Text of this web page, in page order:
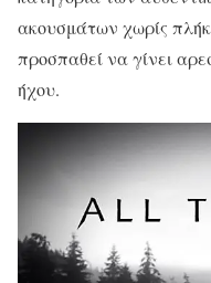
ακουσμάτων χωρίς
προσπαθεί να γίνει
ήχου.